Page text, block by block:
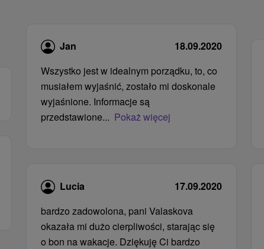
Jan
18.09.2020
Wszystko jest w idealnym porządku, to, co
musiałem wyjaśnić, zostało mi doskonale
wyjaśnione. Informacje są
przedstawione... Pokaż więcej
Lucia
17.09.2020
bardzo zadowolona, ​​pani Valaskova
okazała mi dużo cierpliwości, starając się
o bon na wakacje. Dziękuję Ci bardzo